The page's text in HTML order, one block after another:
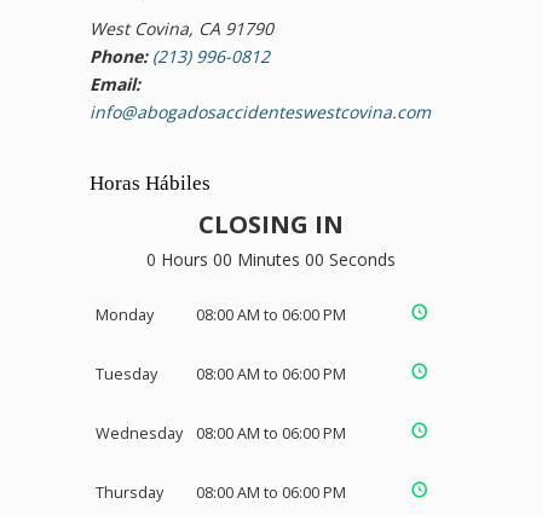
West Covina, CA 91790
Phone: (213) 996-0812
Email:
info@abogadosaccidenteswestcovina.com
Horas Hábiles
CLOSING IN
0 Hours 00 Minutes 00 Seconds
Monday 08:00 AM to 06:00 PM
Tuesday 08:00 AM to 06:00 PM
Wednesday 08:00 AM to 06:00 PM
Thursday 08:00 AM to 06:00 PM